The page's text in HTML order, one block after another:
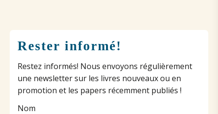
Rester informé!
Restez informés! Nous envoyons régulièrement
une newsletter sur les livres nouveaux ou en
promotion et les papers récemment publiés !
Nom